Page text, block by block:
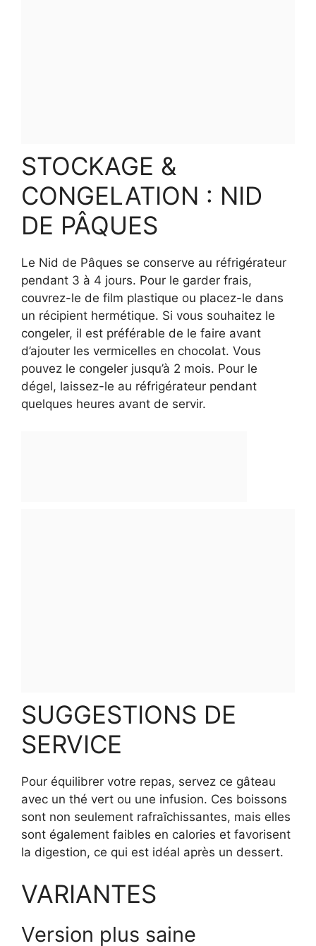
STOCKAGE &
CONGELATION : NID
DE PÂQUES
Le Nid de Pâques se conserve au réfrigérateur
pendant 3 à 4 jours. Pour le garder frais,
couvrez-le de film plastique ou placez-le dans
un récipient hermétique. Si vous souhaitez le
congeler, il est préférable de le faire avant
d’ajouter les vermicelles en chocolat. Vous
pouvez le congeler jusqu’à 2 mois. Pour le
dégel, laissez-le au réfrigérateur pendant
quelques heures avant de servir.
SUGGESTIONS DE
SERVICE
Pour équilibrer votre repas, servez ce gâteau
avec un thé vert ou une infusion. Ces boissons
sont non seulement rafraîchissantes, mais elles
sont également faibles en calories et favorisent
la digestion, ce qui est idéal après un dessert.
VARIANTES
Version plus saine